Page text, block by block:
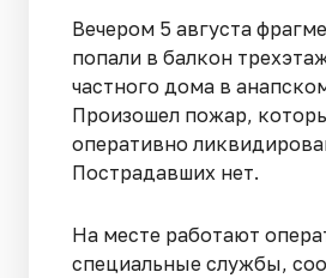
Вечером 5 августа
попали в балкон
частного дома в
Произошел пожар,
оперативно
Пострадавших нет.
На месте работают
специальные службы,